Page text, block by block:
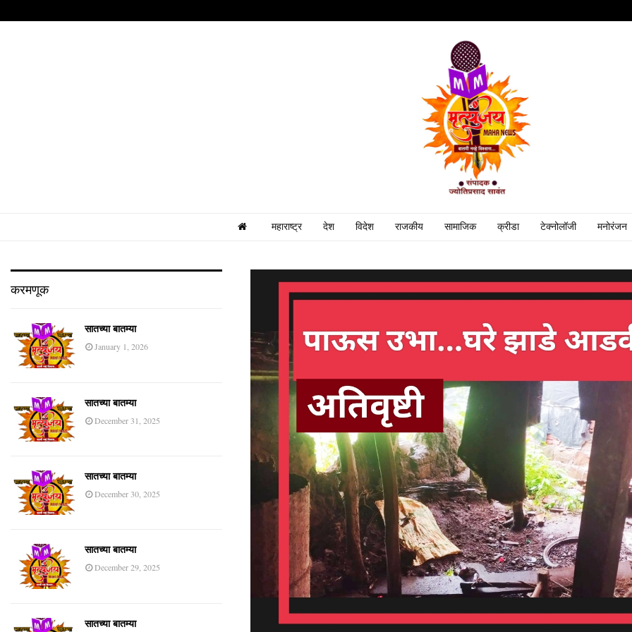
महाराष्ट्र देश विदेश राजकीय सामाजिक क्रीडा टेक्नोलॉजी मनोरंजन
करमणूक
सातच्या बातम्या
January 1, 2026
सातच्या बातम्या
December 31, 2025
सातच्या बातम्या
December 30, 2025
सातच्या बातम्या
December 29, 2025
सातच्या बातम्या